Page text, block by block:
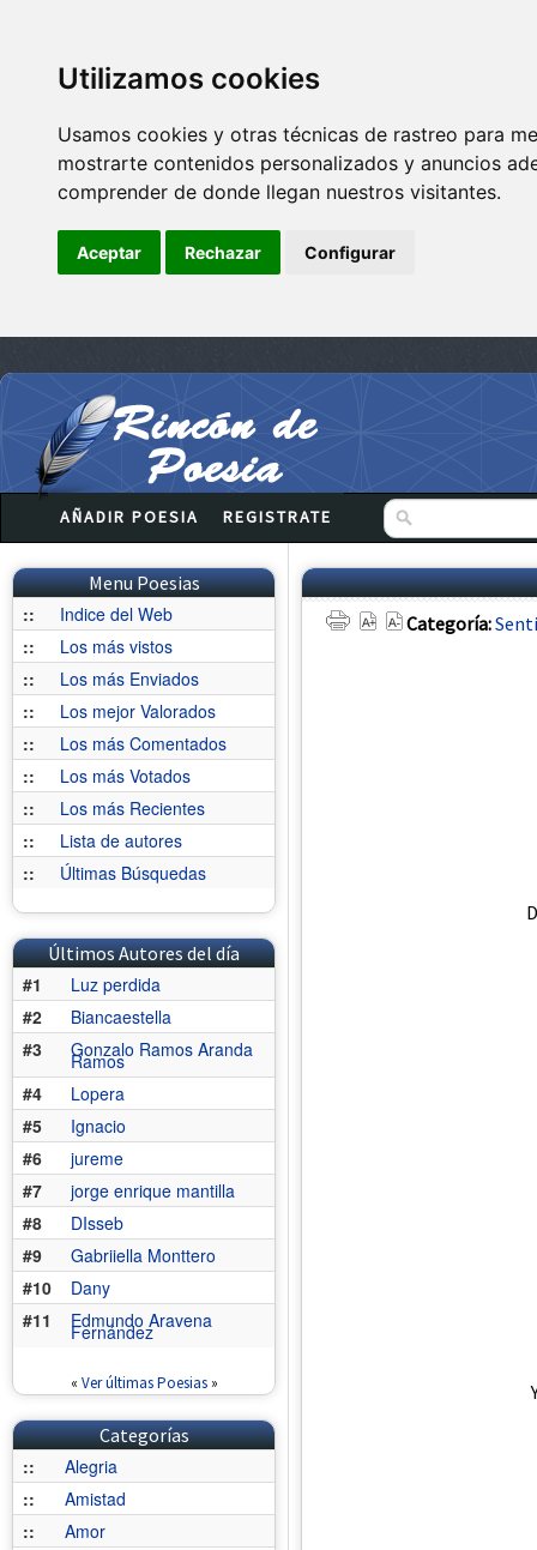
Utilizamos cookies
Usamos cookies y otras técnicas de rastreo para
mostrarte contenidos personalizados y anuncios
comprender de donde llegan nuestros visitantes.
Aceptar Rechazar Configurar
AÑADIR POESIA REGISTRATE
Menu Poesias
::
Indice del Web
::
Los más vistos
::
Los más Enviados
::
Los mejor Valorados
::
Los más Comentados
::
Los más Votados
::
Los más Recientes
::
Lista de autores
::
Últimas Búsquedas
Últimos Autores del día
#1
Luz perdida
#2
Biancaestella
#3
Gonzalo Ramos Aranda
Ramos
#4
Lopera
#5
Ignacio
#6
jureme
#7
jorge enrique mantilla
#8
DIsseb
#9
Gabriiella Monttero
#10
Dany
#11
Edmundo Aravena
Fernández
« Ver últimas Poesias»
Categorías
::
Alegria
::
Amistad
::
Amor
Categoría: